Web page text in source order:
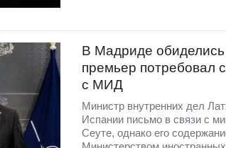
В Мадриде
премьер потребовал
с МИД
Министр внутренних дел
Испании письмо в связи с
Сеуте, однако его